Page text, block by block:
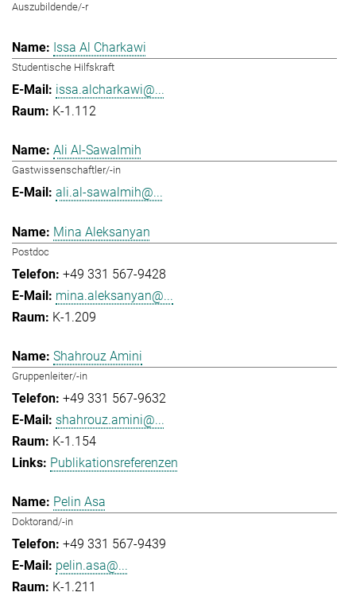
Auszubildende/-r
Issa Al Charkawi
Studentische Hilfskraft
issa.alcharkawi@...
K-1.112
Ali Al-Sawalmih
Gastwissenschaftler/-in
ali.al-sawalmih@...
Mina Aleksanyan
Postdoc
+49 331 567-9428
mina.aleksanyan@...
K-1.209
Shahrouz Amini
Gruppenleiter/-in
+49 331 567-9632
shahrouz.amini@...
K-1.154
Publikationsreferenzen
Pelin Asa
Doktorand/-in
+49 331 567-9439
pelin.asa@...
K-1.211